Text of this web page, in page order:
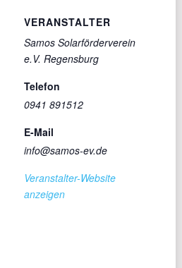
VERANSTALTER
Samos Solarförderverein
e.V. Regensburg
Telefon
0941 891512
E-Mail
info@samos-ev.de
Veranstalter-Website
anzeigen